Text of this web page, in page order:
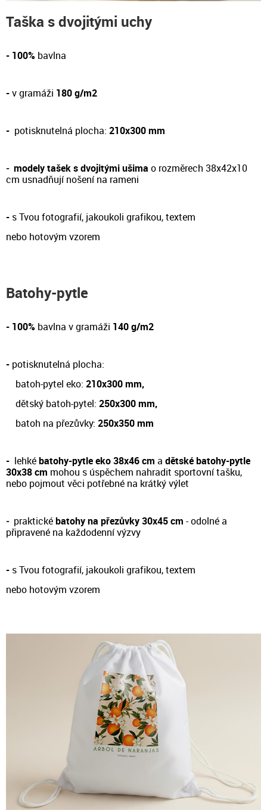
Taška s dvojitými uchy
- 100% bavlna
-v gramáži 180 g/m2
- potisknutelná plocha: 210x300 mm
- modely tašek s dvojitými ušima o rozměrech 38x42x10
cm usnadňují nošení na rameni
- s Tvou fotografií, jakoukoli grafikou, textem
nebo hotovým vzorem
Batohy-pytle
- 100% bavlna v gramáži 140 g/m2
- potisknutelná plocha:
batoh-pytel eko: 210x300 mm,
dětský batoh-pytel: 250x300 mm,
batoh na přezůvky: 250x350 mm
- lehkébatohy-pytle eko 38x46 cm a dětské batohy-pytle
30x38 cm mohou s úspěchem nahradit sportovní tašku,
nebo pojmout věci potřebné na krátký výlet
- praktickébatohy na přezůvky 30x45 cm - odolné a
připravené na každodenní výzvy
- s Tvou fotografií, jakoukoli grafikou, textem
nebo hotovým vzorem